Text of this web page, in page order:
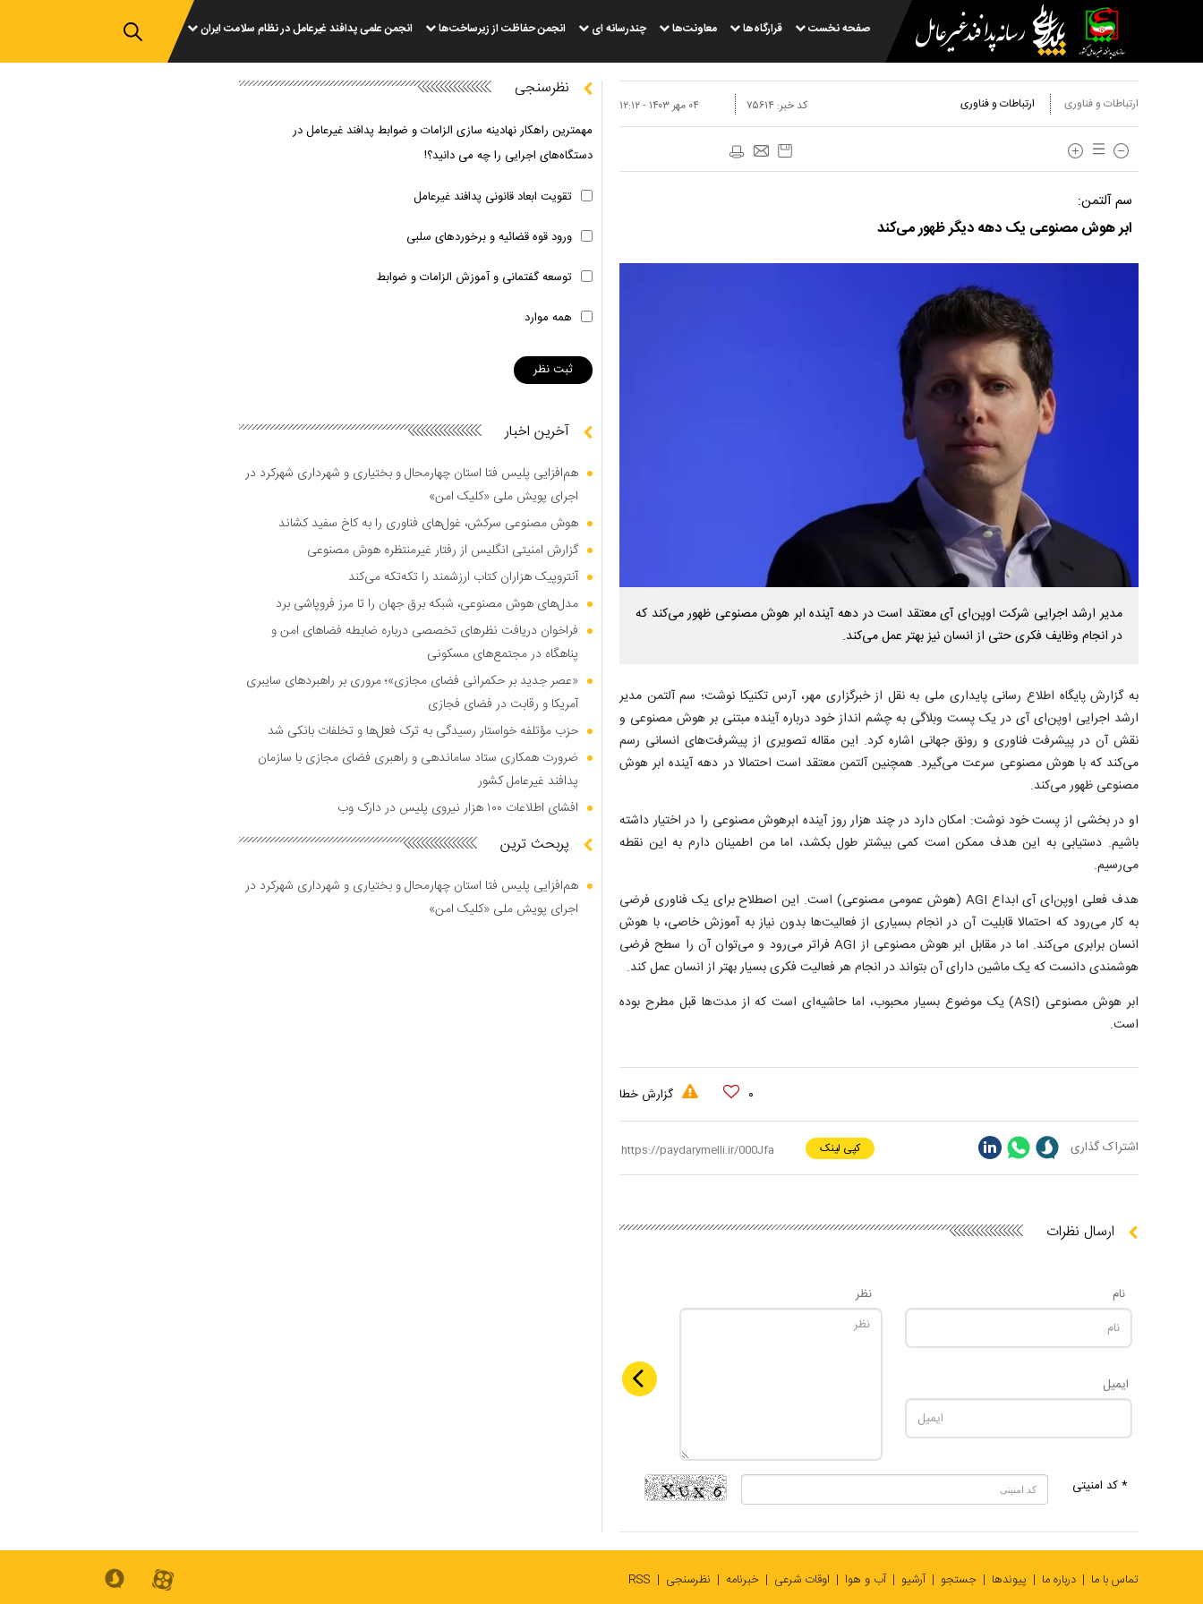
صفحه نخست قرارگاه‌ها معاونت‌ها چندرسانه ای انجمن حفاظت از زیرساخت‌ها انجمن علمی پدافند غیرعامل در نظام سلامت ایران
ارتباطات و فناوری ارتباطات و فناوری ۰۴ مهر ۱۴۰۳ - ۱۲:۱۲ کد خبر: ۷۵۶۱۴
سم آلتمن:
ابر هوش مصنوعی یک دهه دیگر ظهور می‌کند
مدیر ارشد اجرایی شرکت اوپن‌ای آی معتقد است در دهه آینده ابر هوش مصنوعی ظهور می‌کند که
در انجام وظایف فکری حتی از انسان نیز بهتر عمل می‌کند.
به گزارش پایگاه اطلاع رسانی پایداری ملی به نقل از خبرگزاری مهر، آرس تکنیکا نوشت؛ سم آلتمن مدیر
ارشد اجرایی اوپن‌ای آی در یک پست وبلاگی به چشم انداز خود درباره آینده مبتنی بر هوش مصنوعی و
نقش آن در پیشرفت فناوری و رونق جهانی اشاره کرد. این مقاله تصویری از پیشرفت‌های انسانی رسم
می‌کند که با هوش مصنوعی سرعت می‌گیرد. همچنین آلتمن معتقد است احتمالا در دهه آینده ابر هوش
مصنوعی ظهور می‌کند.
او در بخشی از پست خود نوشت: امکان دارد در چند هزار روز آینده ابرهوش مصنوعی را در اختیار داشته
باشیم. دستیابی به این هدف ممکن است کمی بیشتر طول بکشد، اما من اطمینان دارم به این نقطه
می‌رسیم.
هدف فعلی اوپن‌ای آی ابداع AGI (هوش عمومی مصنوعی) است. این اصطلاح برای یک فناوری فرضی
به کار می‌رود که احتمالا قابلیت آن در انجام بسیاری از فعالیت‌ها بدون نیاز به آموزش خاصی، با هوش
انسان برابری می‌کند. اما در مقابل ابر هوش مصنوعی از AGI فراتر می‌رود و می‌توان آن را سطح فرضی
هوشمندی دانست که یک ماشین دارای آن بتواند در انجام هر فعالیت فکری بسیار بهتر از انسان عمل کند.
ابر هوش مصنوعی (ASI) یک موضوع بسیار محبوب، اما حاشیه‌ای است که از مدت‌ها قبل مطرح بوده
است.
۰ گزارش خطا
اشتراک گذاری کپی لینک
ارسال نظرات
نام
ایمیل
نظر
* کد امنیتی
نظرسنجی
مهمترین راهکار نهادینه سازی الزامات و ضوابط پدافند غیرعامل در
دستگاه‌های اجرایی را چه می دانید؟!
تقویت ابعاد قانونی پدافند غیرعامل
ورود قوه قضائیه و برخوردهای سلبی
توسعه گفتمانی و آموزش الزامات و ضوابط
همه موارد
آخرین اخبار
هم‌افزایی پلیس فتا استان چهارمحال و بختیاری و شهرداری شهرکرد در
اجرای پویش ملی «کلیک امن»
هوش مصنوعی سرکش، غول‌های فناوری را به کاخ سفید کشاند
گزارش امنیتی انگلیس از رفتار غیرمنتظره هوش مصنوعی
آنتروپیک هزاران کتاب ارزشمند را تکه‌تکه می‌کند
مدل‌های هوش مصنوعی، شبکه برق جهان را تا مرز فروپاشی برد
فراخوان دریافت نظر‌های تخصصی درباره ضابطه فضا‌های امن و
پناهگاه در مجتمع‌های مسکونی
«عصر جدید بر حکمرانی فضای مجازی»؛ مروری بر راهبرد‌های سایبری
آمریکا و رقابت در فضای فجازی
حزب مؤتلفه خواستار رسیدگی به ترک فعل‌ها و تخلفات بانکی شد
ضرورت همکاری ستاد ساماندهی و راهبری فضای مجازی با سازمان
پدافند غیرعامل کشور
افشای اطلاعات ۱۰۰ هزار نیروی پلیس در دارک وب
پربحث ترین
هم‌افزایی پلیس فتا استان چهارمحال و بختیاری و شهرداری شهرکرد در
اجرای پویش ملی «کلیک امن»
تماس با ما درباره ما پیوندها جستجو آرشیو آب و هوا اوقات شرعی خبرنامه نظرسنجی RSS